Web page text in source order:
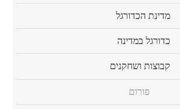
מדינת הכדורגל
to
כדורגל במדינה
to
קבוצות ושחקנים
to
פורום